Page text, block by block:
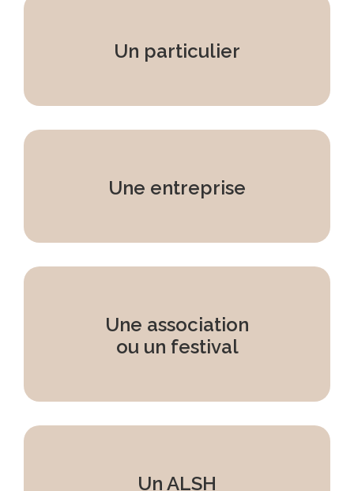
Un particulier
Une entreprise
Une association
ou un festival
Un ALSH